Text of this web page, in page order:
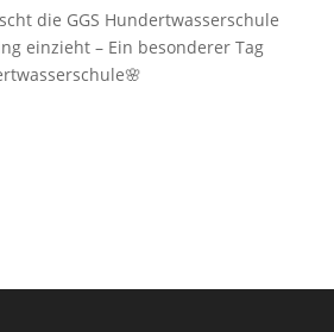
die GGS Hundertwasserschule
einzieht – Ein besonderer Tag